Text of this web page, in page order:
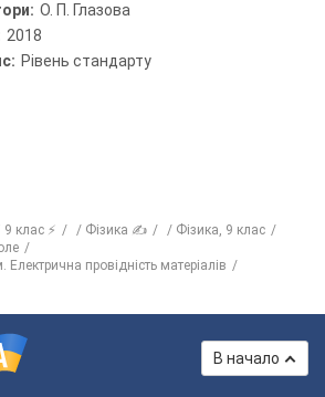
О. П. Глазова
2018
Рівень стандарту
9 клас ⚡ Фізика ✍
Фізика, 9 клас
провідність матеріалів
В начало